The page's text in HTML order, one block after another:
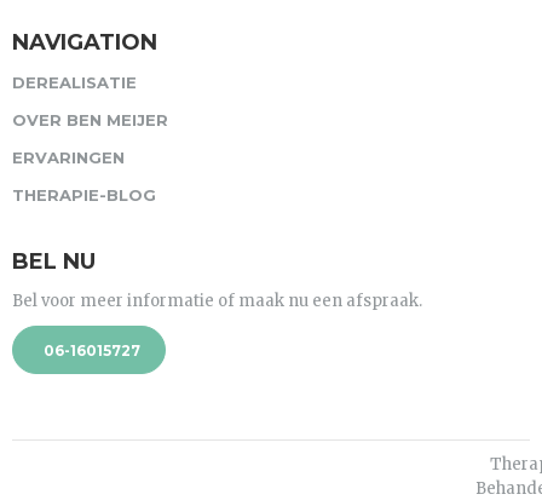
NAVIGATION
DEREALISATIE
OVER BEN MEIJER
ERVARINGEN
THERAPIE-BLOG
BEL NU
Bel voor meer informatie of maak nu een afspraak.
06-16015727